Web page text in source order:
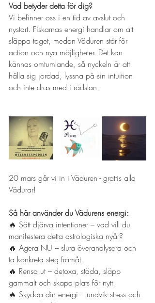
Vad betyder detta för dig?
Vi befinner oss i en tid av avslut och
nystart. Fiskarnas energi handlar om att
släppa taget, medan Väduren står för
action och nya möjligheter. Det kan
kännas omtumlande, så nyckeln är att
hålla sig jordad, lyssna på sin intuition
och inte dras med i rädslan.
20 mars går vi in i Väduren - grattis alla
Vädurar!
Så här använder du Vädurens energi:
🔥 Sätt djärva intentioner – vad vill du
manifestera detta astrologiska nyår?
🔥 Agera NU – sluta överanalysera och
ta konkreta steg framåt.
🔥 Rensa ut – detoxa, städa, släpp
gammalt och skapa plats för nytt.
🔥 Skydda din energi – undvik stress och